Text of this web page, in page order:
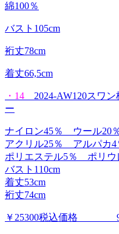
綿100％
バスト105cm
裄丈78cm
着丈66,5cm
・14
2024-AW120スワ
ー
ナイロン45％ ウール20
アクリル25％ アルパカ4
ポリエステル5％ ポリウ
バスト110cm
着丈53cm
裄丈74cm
￥25300税込価格 9